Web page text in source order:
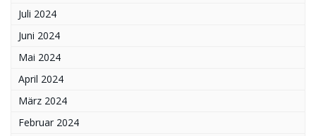
Juli 2024
Juni 2024
Mai 2024
April 2024
März 2024
Februar 2024